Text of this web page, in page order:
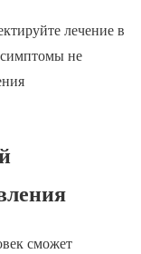
лечение в
симптомы не
сможет